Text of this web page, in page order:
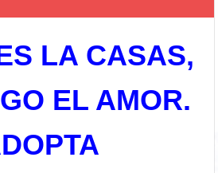
LA CASAS,
EL AMOR.